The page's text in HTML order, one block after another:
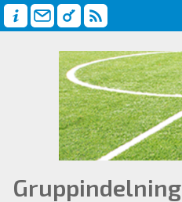
Gruppindelning